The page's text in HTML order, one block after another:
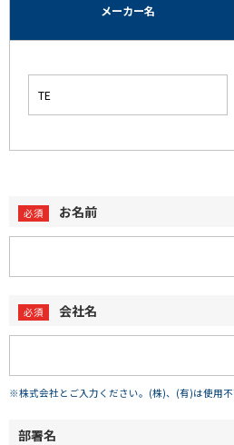
メーカー名
お名前
会社名
※株式会社とご入力ください。(株)、(有)は使用
部署名